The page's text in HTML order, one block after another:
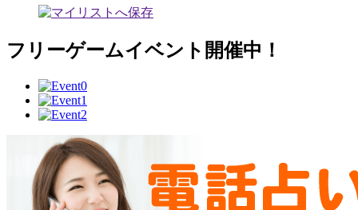
フリーゲームイベント開催中！